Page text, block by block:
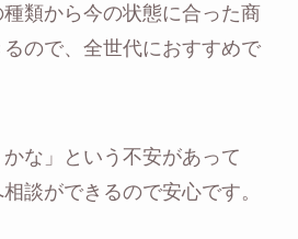
類から今の状態に合った商
ので、全世代におすすめで
かな」という不安があって
談ができるので安心です。